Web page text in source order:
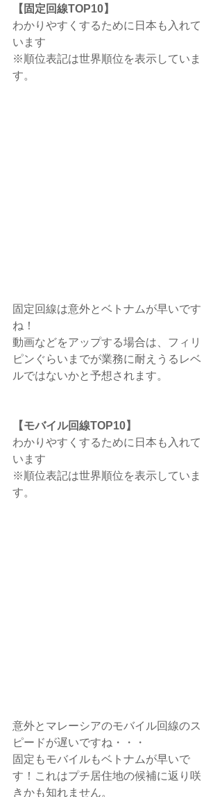
【固定回線TOP10】
わかりやすくするために日本も入れて
います
※順位表記は世界順位を表示していま
す。
固定回線は意外とベトナムが早いです
ね！
動画などをアップする場合は、フィリ
ピンぐらいまでが業務に耐えうるレベ
ルではないかと予想されます。
【モバイル回線TOP10】
わかりやすくするために日本も入れて
います
※順位表記は世界順位を表示していま
す。
意外とマレーシアのモバイル回線のス
ピードが遅いですね・・・
固定もモバイルもベトナムが早いで
す！これはプチ居住地の候補に返り咲
きかも知れません。